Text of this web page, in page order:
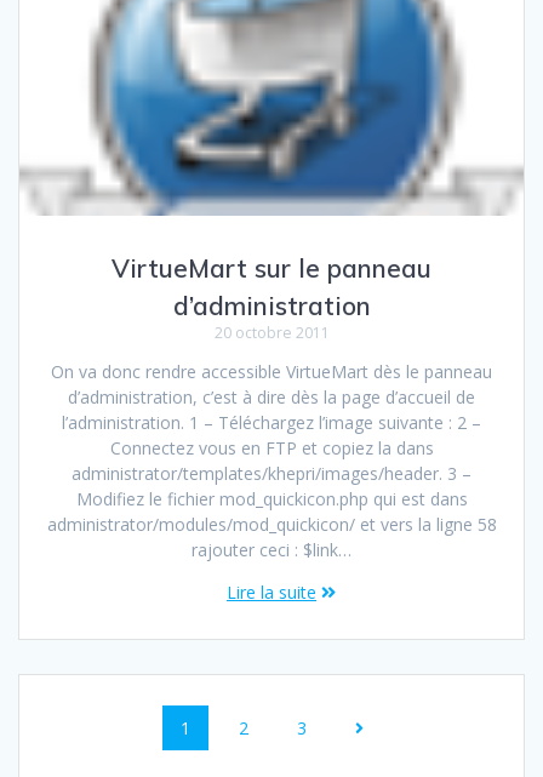
VirtueMart sur le panneau
d’administration
20 octobre 2011
On va donc rendre accessible VirtueMart dès le panneau
d’administration, c’est à dire dès la page d’accueil de
l’administration. 1 – Téléchargez l’image suivante : 2 –
Connectez vous en FTP et copiez la dans
administrator/templates/khepri/images/header. 3 –
Modifiez le fichier mod_quickicon.php qui est dans
administrator/modules/mod_quickicon/ et vers la ligne 58
rajouter ceci : $link…
Lire la suite
1 2 3